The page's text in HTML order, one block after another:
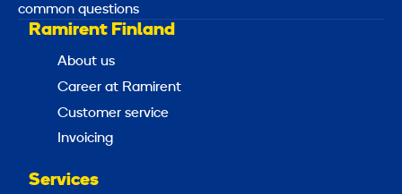
common questions
Ramirent Finland
About us
Career at Ramirent
Customer service
Invoicing
Services